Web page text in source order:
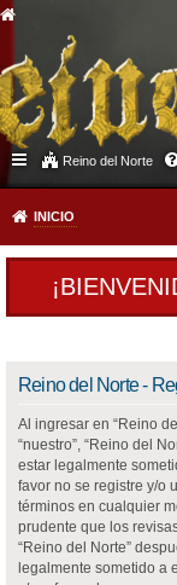
Reino del Norte
INICIO
Reino del Norte -
Al ingresar en “Reino
“nuestro”, “Reino del
estar legalmente
favor no se registre y/o
términos en cualquier
prudente que los
“Reino del Norte”
legalmente sometido a